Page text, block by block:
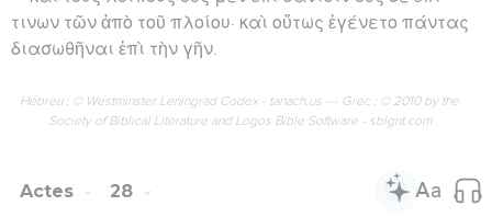
τὴν βασιλείαν τοῦ θεοῦ πείθων τε αὐτοὺς περὶ τοῦ
Ἰησοῦ ἀπό τε τοῦ νόμου Μωϋσέως καὶ τῶν προφητῶν
24 καὶ οἱ μὲν ἐπείθοντο τοῖς λεγομένοις οἱ δὲ
ἠπίστουν,
εἰπόντος τοῦ Παύλου ῥῆμα ἓν ὅτι Καλῶς τὸ πνεῦμα τὸ